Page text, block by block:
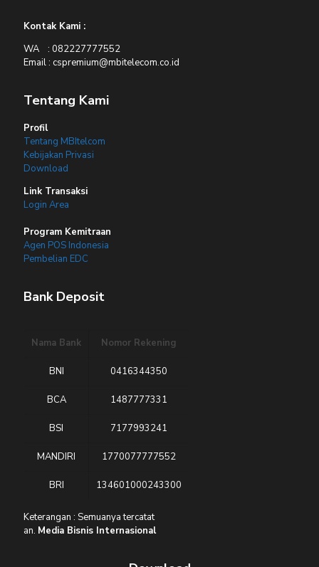
Kontak Kami :
WA : 082227777552
Email : cspremium@mbitelecom.co.id
Tentang Kami
Profil
Tentang MBItelcom
Kebijakan Privasi
Download
Link Transaksi
Login Area
Program Kemitraan
Agen POS Indonesia
Pembelian EDC
Bank Deposit
Nama Bank Nomor Rekening
BNI 0416344350
BCA 1487777331
BSI 7177993241
MANDIRI 1770077777552
BRI 134601000243300
Keterangan : Semuanya tercatat
an. Media Bisnis Internasional